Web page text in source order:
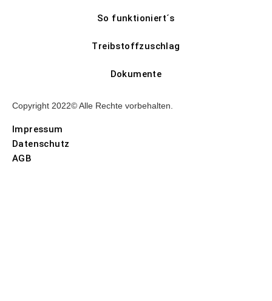
So funktioniert´s
Treibstoffzuschlag
Dokumente
Copyright 2022© Alle Rechte vorbehalten.
Impressum
Datenschutz
AGB